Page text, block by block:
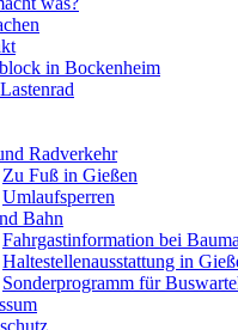
in Bockenheim
Radverkehr
Zu Fuß in Gießen
Umlaufsperren
Bahn
Fahrgastinformation bei
Haltestellenausstattung in
Sonderprogramm für